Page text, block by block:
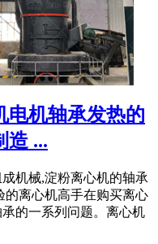
电机轴承发热的
造 ...
机械,淀粉离心机的轴承
的离心机高手在购买离心
的一系列问题。离心机